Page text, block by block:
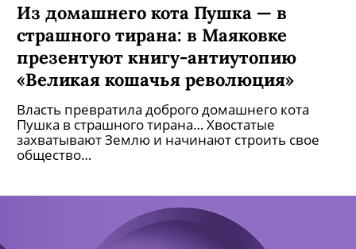
Из домашнего кота Пушка — в
страшного тирана: в Маяковке
презентуют книгу-антиутопию
«Великая кошачья революция»
Власть превратила доброго домашнего кота
Пушка в страшного тирана… Хвостатые
захватывают Землю и начинают строить свое
общество…